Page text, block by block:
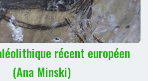
récent européen
(Ana Minski)